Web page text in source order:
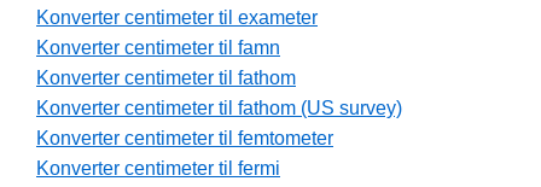
Konverter centimeter til exameter
Konverter centimeter til famn
Konverter centimeter til fathom
Konverter centimeter til fathom (US survey)
Konverter centimeter til femtometer
Konverter centimeter til fermi